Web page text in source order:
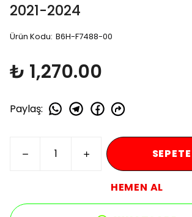
2021-2024
Ürün Kodu: B6H-F7488-00
₺ 1,270.00
Paylaş:
HEMEN AL